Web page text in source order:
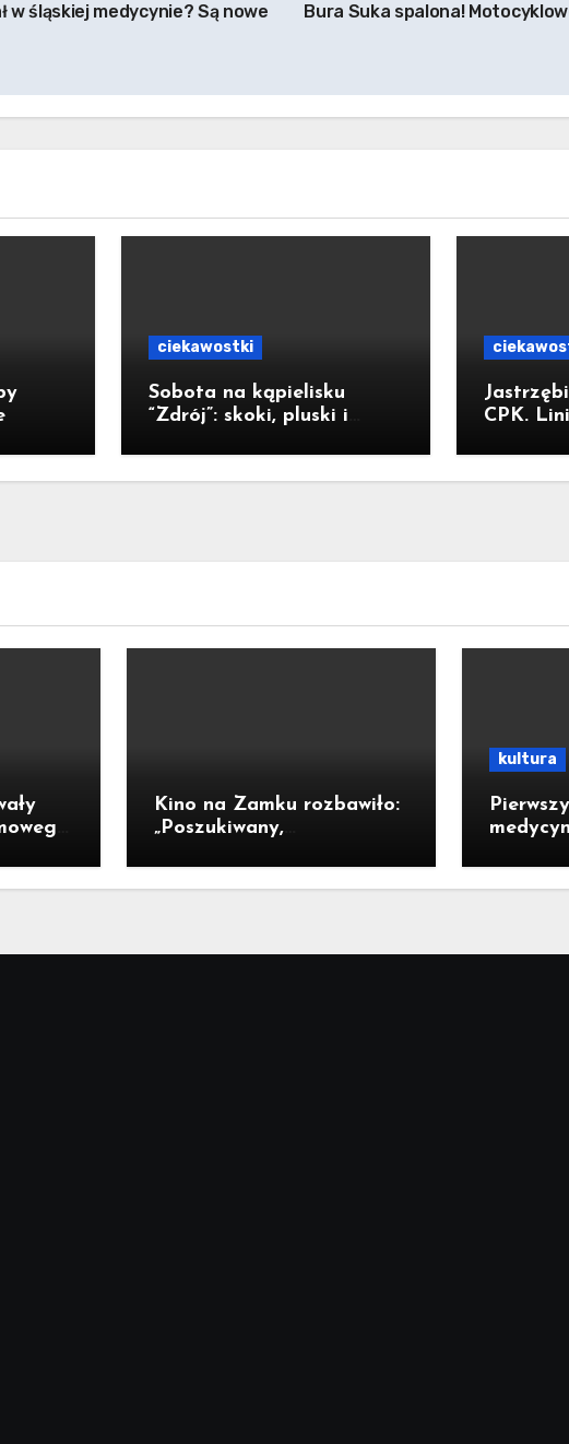
w śląskiej medycynie? Są nowe
Bura Suka spalona!
ciekawostki
Sobota na kąpielisku
“Zdrój”: skoki, pluski i
CPK.
2029r.
Kino na Zamku rozbawiło:
„Poszukiwany,
kultura
nie